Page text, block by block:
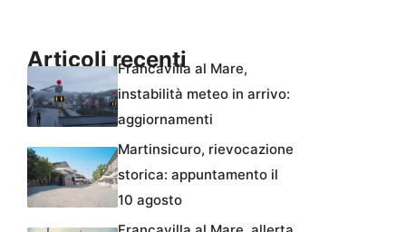
Articoli recenti
Francavilla al Mare,
instabilità meteo in arrivo:
aggiornamenti
Martinsicuro, rievocazione
storica: appuntamento il
10 agosto